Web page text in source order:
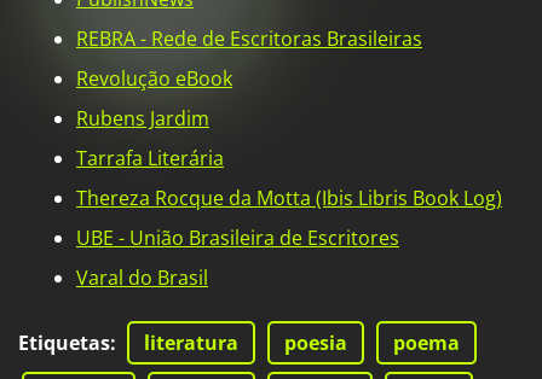
REBRA - Rede de Escritoras Brasileiras
Revolução eBook
Rubens Jardim
Tarrafa Literária
Thereza Rocque da Motta (Ibis Libris Book Log)
UBE - União Brasileira de Escritores
Varal do Brasil
Etiquetas: literatura poesia
poema